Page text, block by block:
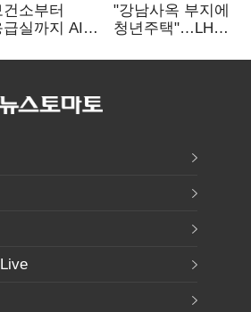
건소부터
급실까지 AI
신 본격화
"강남사옥 부지에
청년주택"…LH도